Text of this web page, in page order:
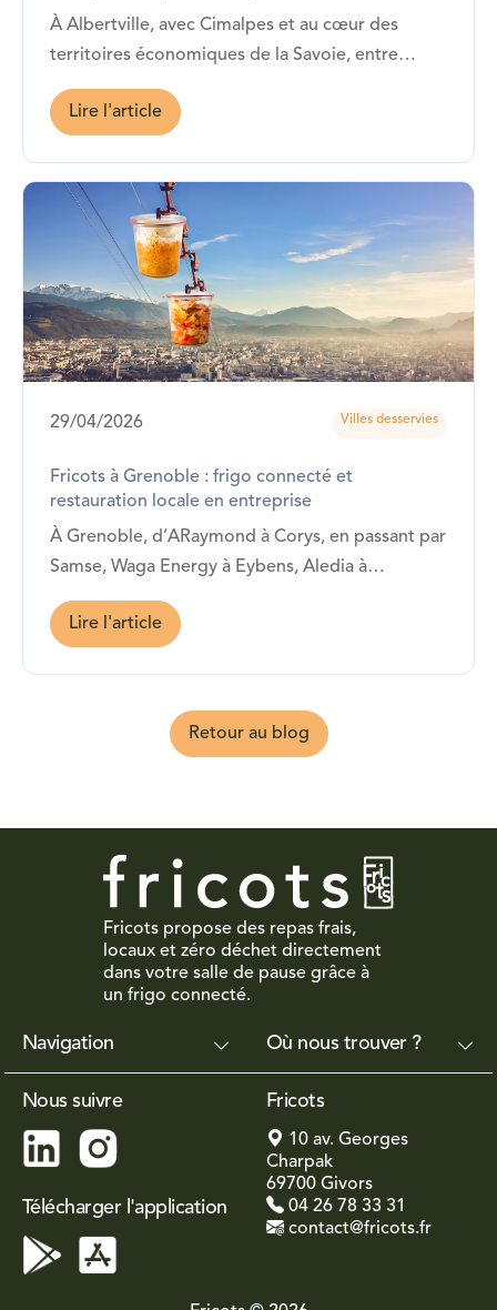
À Albertville, avec Cimalpes et au cœur des
territoires économiques de la Savoie, entre
Chambéry, Annecy et les stations alpines…
Fricots est présent !
Lire l'article
29/04/2026 Villes desservies
Fricots à Grenoble : frigo connecté et
restauration locale en entreprise
À Grenoble, d’ARaymond à Corys, en passant par
Samse, Waga Energy à Eybens, Aledia à
Champagnier, Petzl à Crolles ou encore Applied
Materials à Bernin… Fricots est présent !
Lire l'article
Retour au blog
Fricots propose des repas frais,
locaux et zéro déchet directement
dans votre salle de pause grâce à
un frigo connecté.
Navigation Où nous trouver ?
Nous suivre
Télécharger l'application
Fricots
10 av. Georges
Charpak
69700 Givors
04 26 78 33 31
contact@fricots.fr